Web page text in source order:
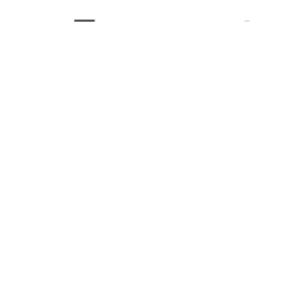
I condomini denunciano